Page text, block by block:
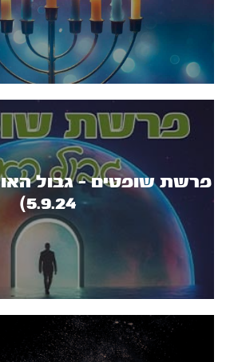
פרשת שופטים - גבול
5.9.24)